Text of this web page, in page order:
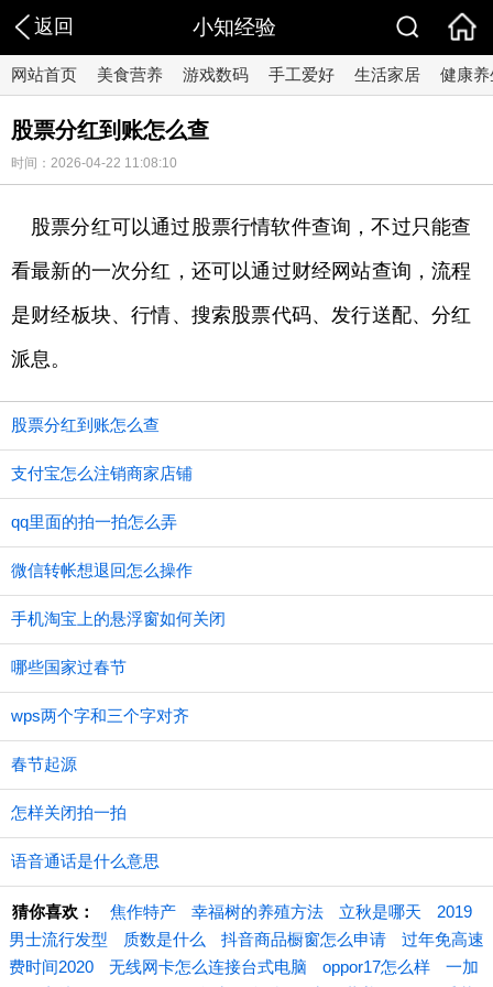
返回 小知经验
网站首页 美食营养 游戏数码 手工爱好 生活家居 健康养
股票分红到账怎么查
时间：2026-04-22 11:08:10
股票分红可以通过股票行情软件查询，不过只能查
看最新的一次分红，还可以通过财经网站查询，流程
是财经板块、行情、搜索股票代码、发行送配、分红
派息。
股票分红到账怎么查
支付宝怎么注销商家店铺
qq里面的拍一拍怎么弄
微信转帐想退回怎么操作
手机淘宝上的悬浮窗如何关闭
哪些国家过春节
wps两个字和三个字对齐
春节起源
怎样关闭拍一拍
语音通话是什么意思
猜你喜欢： 焦作特产 幸福树的养殖方法 立秋是哪天
2019
男士流行发型
质数是什么 抖音商品橱窗怎么申请
过年免高速
费时间2020
无线网卡怎么连接台式电脑 oppor17怎么样
一加